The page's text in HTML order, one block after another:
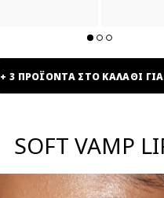
+ 3 ΠΡΟΪΟΝΤΑ ΣΤΟ ΚΑΛΑΘΙ ΓΙΑ
SOFT VAMP